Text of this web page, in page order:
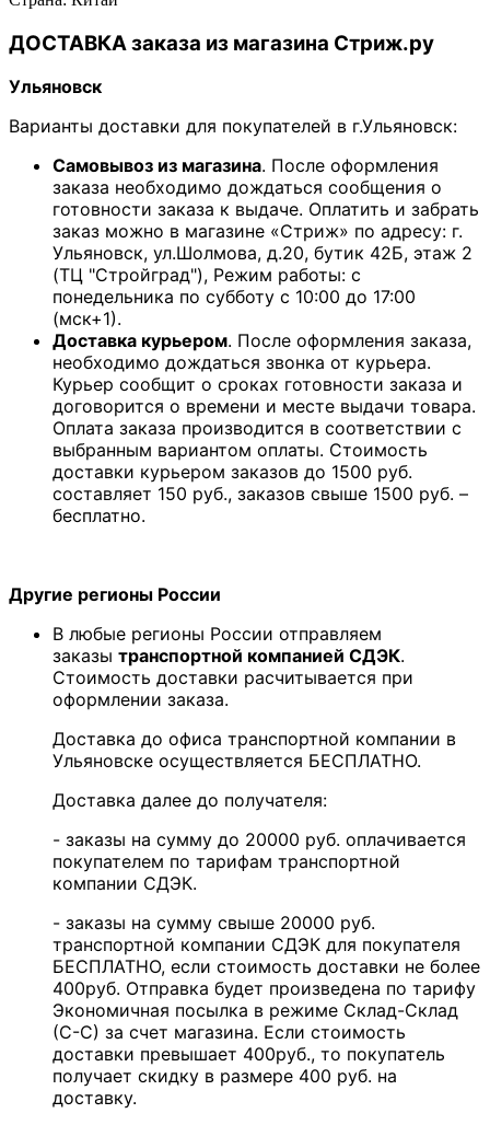
ДОСТАВКА заказа из магазина Стриж.ру
Ульяновск
Варианты доставки для покупателей в г.Ульяновск:
Самовывоз из магазина. После оформления
заказа необходимо дождаться сообщения о
готовности заказа к выдаче. Оплатить и забрать
заказ можно в магазине «Стриж» по адресу: г.
Ульяновск, ул.Шолмова, д.20, бутик 42Б, этаж 2
(ТЦ "Стройград"), Режим работы: с
понедельника по субботу с 10:00 до 17:00
(мск+1).
Доставка курьером. После оформления заказа,
необходимо дождаться звонка от курьера.
Курьер сообщит о сроках готовности заказа и
договорится о времени и месте выдачи товара.
Оплата заказа производится в соответствии с
выбранным вариантом оплаты. Стоимость
доставки курьером заказов до 1500 руб.
составляет 150 руб., заказов свыше 1500 руб. –
бесплатно.
Другие регионы России
В любые регионы России отправляем
заказы транспортной компанией СДЭК.
Стоимость доставки расчитывается при
оформлении заказа.
Доставка до офиса транспортной компании в
Ульяновске осуществляется БЕСПЛАТНО.
Доставка далее до получателя:
- заказы на сумму до 20000 руб. оплачивается
покупателем по тарифам транспортной
компании СДЭК.
- заказы на сумму свыше 20000 руб.
транспортной компании СДЭК для покупателя
БЕСПЛАТНО, если стоимость доставки не более
400руб. Отправка будет произведена по тарифу
Экономичная посылка в режиме Склад-Склад
(С-С) за счет магазина. Если стоимость
доставки превышает 400руб., то покупатель
получает скидку в размере 400 руб. на
доставку.